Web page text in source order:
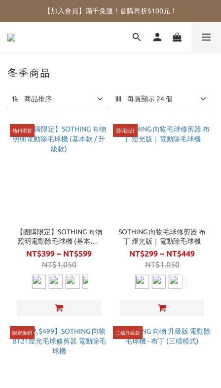
【加入會員】滿千免運！首購再折$100元！
冬季商品
商品排序 每頁顯示 24 個
熱銷現貨
【團購限定】SOTHING 向物
照明電動除毛球機 (基本款 /
升級款)
NT$399 ~ NT$599
NT$1,050
照明設計
SOTHING 向物毛球修剪器 布
丁 燈光版｜電動除毛球機
NT$299 ~ NT$449
NT$1,050
限定促銷 三檔升級款